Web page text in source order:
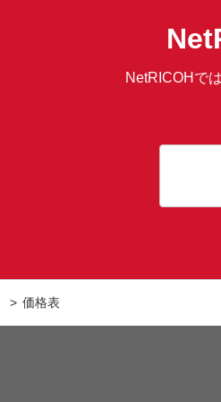
NetRICOHで
価格表